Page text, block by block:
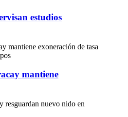
estudios
mantiene